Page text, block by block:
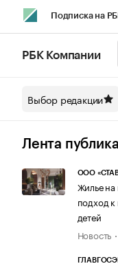
Подписка на
Спецпроекты
Технологии и
РБК Компании
Выбор редакции
Лента
ООО
Жилье на
подход к
детей
Новость